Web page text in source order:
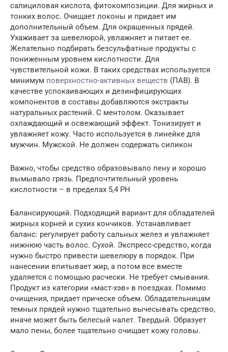
салициловая кислота, фитокомпозиции. Для жирных и
тонких волос. Очищает локоны и придает им
дополнительный объем. Для окрашенных прядей.
Ухаживает за шевелюрой, увлажняет и питает ее.
Желательно подбирать безсульфатные продукты с
пониженным уровнем кислотности. Для
чувствительной кожи. В таких средствах используется
минимум поверхностно-активных веществ (ПАВ). В
качестве успокаивающих и дезинфицирующих
компонентов в составы добавляются экстракты
натуральных растений. С ментолом. Оказывает
охлаждающий и освежающий эффект. Тонизирует и
увлажняет кожу. Часто используется в линейке для
мужчин. Мужской. Не должен содержать силикон
Важно, чтобы средство образовывало пену и хорошо
вымывало грязь. Предпочтительный уровень
кислотности – в пределах 5,4 РН
Балансирующий. Подходящий вариант для обладателей
жирных корней и сухих кончиков. Устанавливает
баланс: регулирует работу сальных желез и увлажняет
нижнюю часть волос. Сухой. Экспресс-средство, когда
нужно быстро привести шевелюру в порядок. При
нанесении впитывает жир, а потом все вместе
удаляется с помощью расчески. Не требует смывания.
Продукт из категории «маст-хэв» в поездках. Помимо
очищения, придает прическе объем. Обладательницам
темных прядей нужно тщательно вычесывать средство,
иначе может быть белесый налет. Твердый. Образует
мало пены, более тщательно очищает кожу головы.